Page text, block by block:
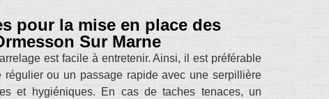
pour la mise en place des
Sur Marne
est facile à entretenir. Ainsi, il est préférable
ou un passage rapide avec une serpillière
et hygiéniques. En cas de taches tenaces, un